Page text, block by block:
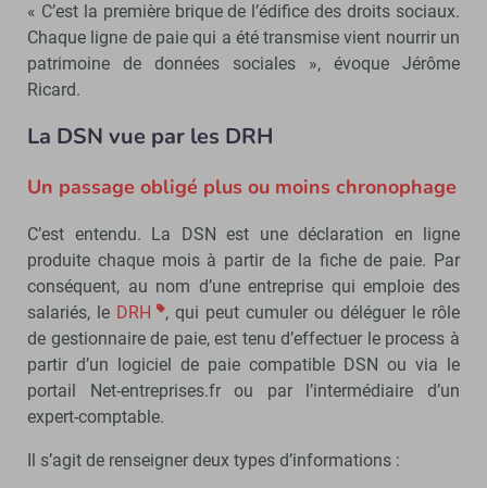
« C’est la première brique de l’édifice des droits sociaux.
Chaque ligne de paie qui a été transmise vient nourrir un
patrimoine de données sociales », évoque Jérôme
Ricard.
La DSN vue par les DRH
Un passage obligé plus ou moins chronophage
C’est entendu. La DSN est une déclaration en ligne
produite chaque mois à partir de la fiche de paie. Par
conséquent, au nom d’une entreprise qui emploie des
salariés, le DRH
, qui peut cumuler ou déléguer le rôle
de gestionnaire de paie, est tenu d’effectuer le process à
partir d’un logiciel de paie compatible DSN ou via le
portail Net-entreprises.fr ou par l’intermédiaire d’un
expert-comptable.
Il s’agit de renseigner deux types d’informations :